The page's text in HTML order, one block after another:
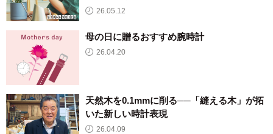
26.05.12
母の日に贈るおすすめ腕時計
26.04.20
天然木を0.1mmに削る──「縫える木」が拓
いた新しい時計表現
26.04.09